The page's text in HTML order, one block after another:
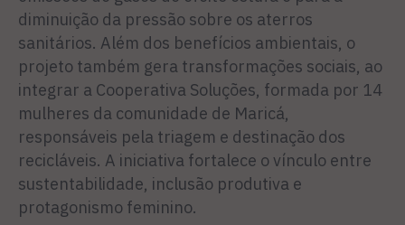
diminuição da pressão sobre os aterros
sanitários. Além dos benefícios ambientais, o
projeto também gera transformações sociais, ao
integrar a Cooperativa Soluções, formada por 14
mulheres da comunidade de Maricá,
responsáveis pela triagem e destinação dos
recicláveis. A iniciativa fortalece o vínculo entre
sustentabilidade, inclusão produtiva e
protagonismo feminino.